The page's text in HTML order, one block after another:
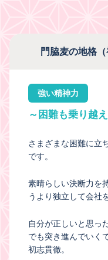
門脇麦の地格
強い精神力
～困難も乗り越
さまざまな困難に立
です。
素晴らしい決断力を
うより独立して会社
自分が正しいと思っ
でも突き進んでいく
初志貫徹。